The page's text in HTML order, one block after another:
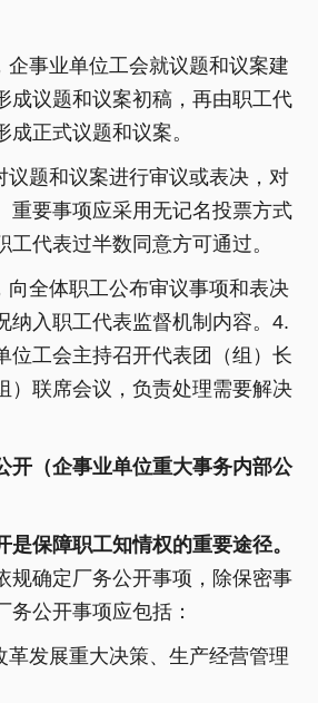
事业单位工会就议题和议案建
成议题和议案初稿，再由职工代
正式议题和议案。
题和议案进行审议或表决，对
重要事项应采用无记名投票方式
代表过半数同意方可通过。
全体职工公布审议事项和表决
纳入职工代表监督机制内容。4.
位工会主持召开代表团（组）长
）联席会议，负责处理需要解决
开（企事业单位重大事务内部公
是保障职工知情权的重要途径。
规确定厂务公开事项，除保密事
务公开事项应包括：
发展重大决策、生产经营管理